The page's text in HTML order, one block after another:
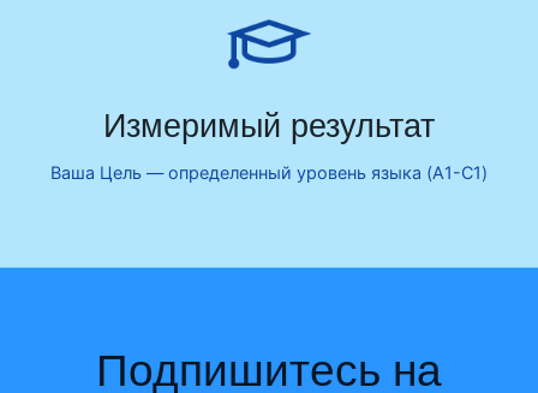
Измеримый результат
Ваша Цель — определенный уровень языка (A1-C1)
Подпишитесь на